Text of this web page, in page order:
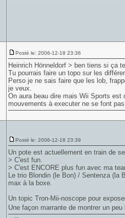
Posté le: 2006-12-18 23:36
Heinrich Hönneldorf > ben tiens si ça
Tu pourrais faire un topo sur les
Perso je ne sais faire que les lob,
je veux.
On aura beau dire mais Wii Sports est
mouvements à executer ne se font
Posté le: 2006-12-18 23:39
Un pote est actuellement en train de
> C'est fun.
> C'est ENCORE plus fun avec ma
Le trio Blondin (le Bon) / Sentenza (la
max à la boxe.
Un topic Tron-Mii-noscope pour
Une façon marrante de montrer un